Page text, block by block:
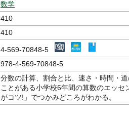
数学
410
410
4-569-70848-5
978-4-569-70848-5
分数の計算、割合と比、速さ・時間・
ことがある小学校6年間の算数のエッ
がコツ!」でつかみどころがわかる。